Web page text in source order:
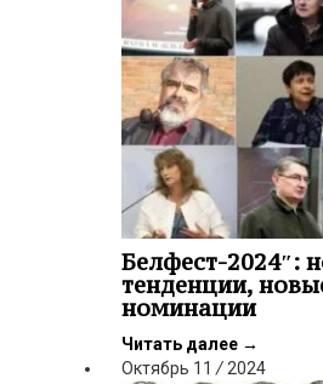
Белфест-2024″:
тенденции,
номинации
Читать далее →
Октябрь 11 / 2024